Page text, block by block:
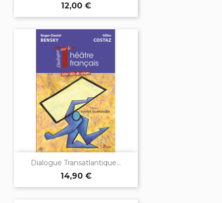
12,00 €
Dialogue Transatlantique...
14,90 €